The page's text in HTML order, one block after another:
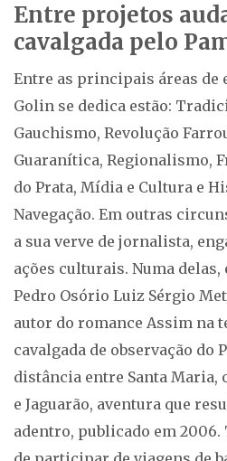
Entre projetos
cavalgada pelo
Entre as principais áreas de
Golin se dedica estão:
Gauchismo, Revolução
Guaranítica, Regionalismo,
do Prata, Mídia e Cultura e
Navegação. Em outras
a sua verve de jornalista,
ações culturais. Numa delas,
Pedro Osório Luiz Sérgio
autor do romance Assim na
cavalgada de observação do
distância entre Santa Maria,
e Jaguarão, aventura que
adentro, publicado em